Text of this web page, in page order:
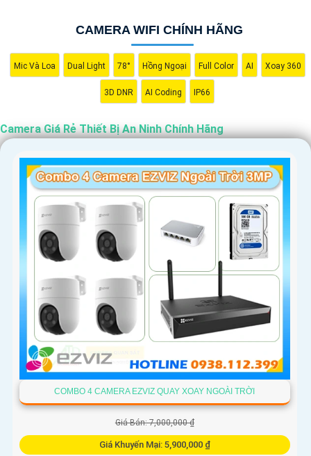
lượng 2MP, hỗ trợ các tính năng như chống ngược sáng, chống
Nhớ kiểm tra kỹ thông số kỹ thuật cũng như nguồn gốc xuất xứ
của sản phẩm trước khi mua nhé để
Hoàn toàn tin cậy
phẩm chính hãng và đáng tin cậy.
CAMERA WIFI CHÍNH HÃNG
Mic Và Loa Dual Light 78° Hồng Ngoại Full Color AI Xoay 360
3D DNR AI Coding IP66
Camera Giá Rẻ Thiết Bị An Ninh Chính Hãng
COMBO 4 CAMERA EZVIZ QUAY XOAY NGOÀI TRỜI
Giá Bán: 7,000,000 ₫
Giá Khuyến Mại: 5,900,000 ₫